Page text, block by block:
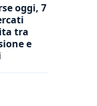
oggi, 7
tra
e